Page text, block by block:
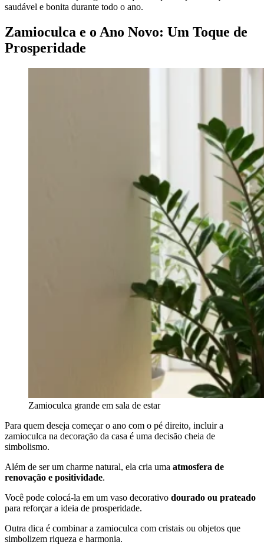
saudável e bonita durante todo o ano.
Zamioculca e o Ano Novo: Um Toque de
Prosperidade
Zamioculca grande em sala de estar
Para quem deseja começar o ano com o pé direito, incluir a
zamioculca na decoração da casa é uma decisão cheia de
simbolismo.
Além de ser um charme natural, ela cria uma atmosfera de
renovação e positividade.
Você pode colocá-la em um vaso decorativo dourado ou prateado
para reforçar a ideia de prosperidade.
Outra dica é combinar a zamioculca com cristais ou objetos que
simbolizem riqueza e harmonia.